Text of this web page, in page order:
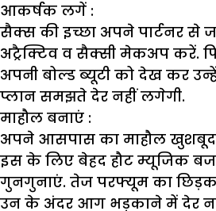
आकर्षक लगें :
सैक्स की इच्छा अपने पार्टनर से
अट्रैक्टिव व सैक्सी मेकअप करें.
अपनी बोल्ड ब्यूटी को देख कर
प्लान समझते देर नहीं लगेगी.
माहौल बनाएं :
अपने आसपास का माहौल
इस के लिए बेहद हौट म्यूजिक
गुनगुनाएं. तेज परफ्यूम का
उन के अंदर आग भड़काने में देर